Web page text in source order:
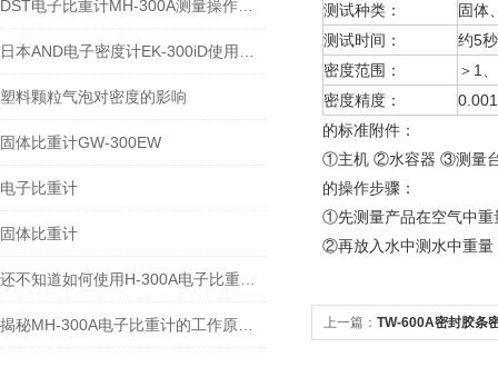
塑料颗粒气泡对密度的影响
固体比重计GW-300EW
电子比重计
固体比重计
测试种类：
固体
测试时间：
约5秒
密度范围：
＞1
密度精度：
的标准附件：
①主机 ②水容器 ③测量
的操作步骤：
①先测量产品在空气中重
②再放入水中测水中重量
上一篇： TW-600A密封胶条